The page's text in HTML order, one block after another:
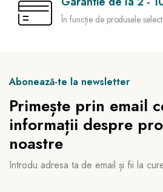
În funcție de produsele
Abonează-te la newsletter
Primește prin email
informații despre
noastre
Introdu adresa ta de email și fii la